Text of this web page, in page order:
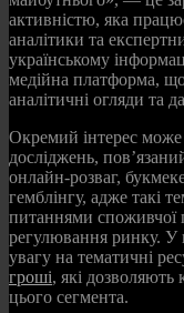
активністю, яка
аналітики та
українському
медійна платформа, що
аналітичні огляди та
Окремий інтерес
досліджень,
онлайн-розваг,
гемблінгу, адже такі
питаннями споживчої
регулювання ринку. У
увагу на тематичні
гроші, які дозволяють
цього сегмента.